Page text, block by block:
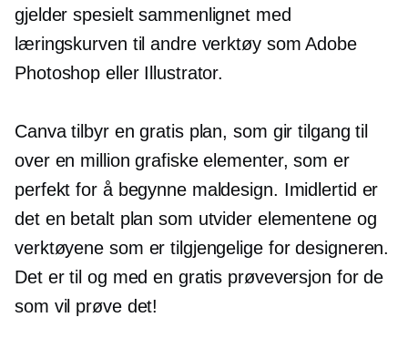
gjelder spesielt sammenlignet med
læringskurven til andre verktøy som Adobe
Photoshop eller Illustrator.
Canva tilbyr en gratis plan, som gir tilgang til
over en million grafiske elementer, som er
perfekt for å begynne maldesign. Imidlertid er
det en betalt plan som utvider elementene og
verktøyene som er tilgjengelige for designeren.
Det er til og med en gratis prøveversjon for de
som vil prøve det!